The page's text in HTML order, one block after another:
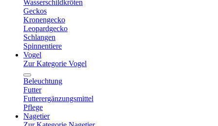
Wasserschildkröten
Geckos
Kronengecko
Leopardgecko
Schlangen
Spinnentiere
Vogel
Zur Kategorie Vogel
Beleuchtung
Futter
Futterergänzungsmittel
Pflege
Nagetier